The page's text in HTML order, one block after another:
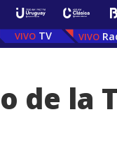
TV
de la